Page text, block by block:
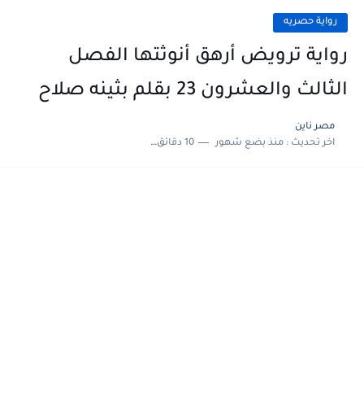
رواية حصريه
رواية ترويض أرهق أنوثتها الفصل
الثالث والعشرون 23 بقلم بثينه صلاح
مصر ناين
اخر تحديث :منذ بضع شهور 10 دقائق للقراءة